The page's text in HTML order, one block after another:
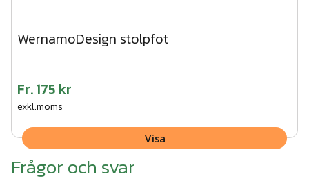
WernamoDesign stolpfot
Fr.175 kr
exkl.moms
Visa
Frågor och svar